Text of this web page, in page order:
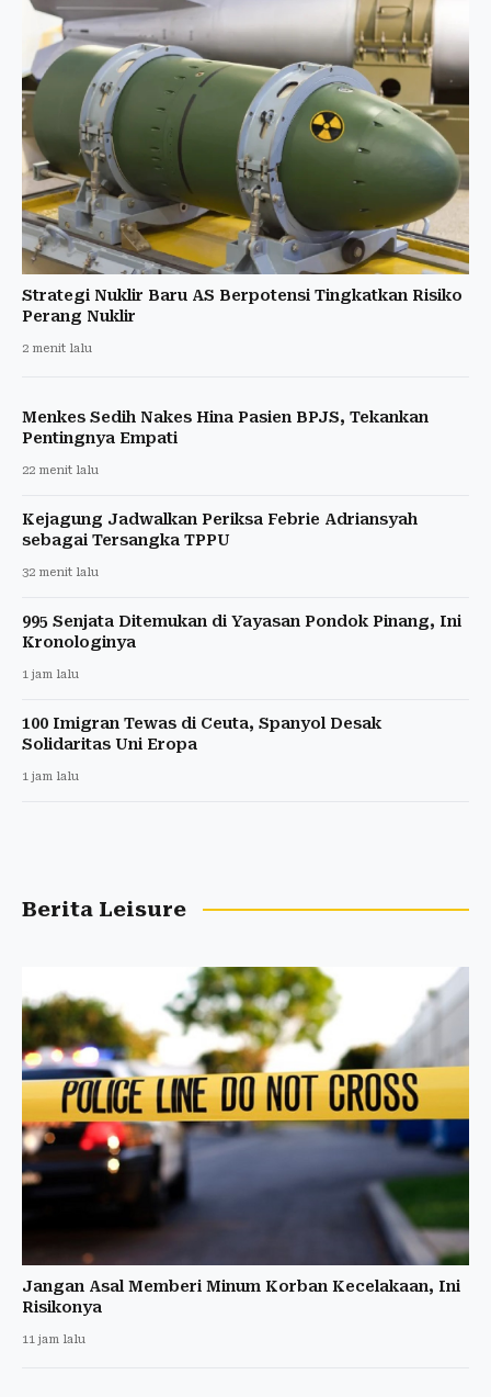
Strategi Nuklir Baru AS Berpotensi Tingkatkan Risiko
Perang Nuklir
2 menit lalu
Menkes Sedih Nakes Hina Pasien BPJS, Tekankan
Pentingnya Empati
22 menit lalu
Kejagung Jadwalkan Periksa Febrie Adriansyah
sebagai Tersangka TPPU
32 menit lalu
995 Senjata Ditemukan di Yayasan Pondok Pinang, Ini
Kronologinya
1 jam lalu
100 Imigran Tewas di Ceuta, Spanyol Desak
Solidaritas Uni Eropa
1 jam lalu
Berita Leisure
Jangan Asal Memberi Minum Korban Kecelakaan, Ini
Risikonya
11 jam lalu